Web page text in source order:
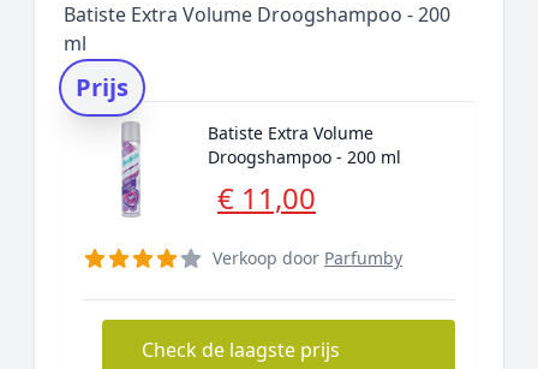
Batiste Extra Volume Droogshampoo - 200
ml
Prijs
Batiste Extra Volume
Droogshampoo - 200 ml
€ 11,00
Verkoop door Parfumby
Check de laagste prijs